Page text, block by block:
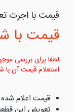
قیمت با
لطفا برای بررسی
استعلام قیمت آن با شماره ۰۲۱۷۵۱۴۷
قیمت اعلام شده